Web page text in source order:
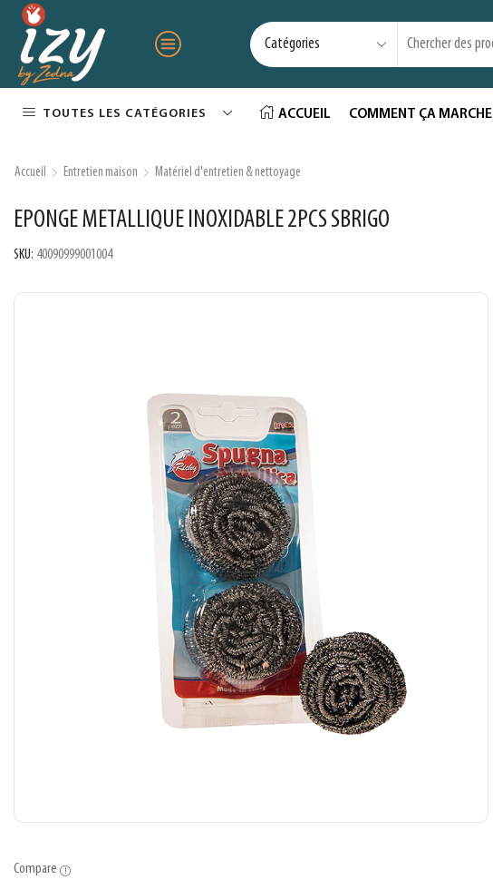
TOUTES LES CATÉGORIES ACCUEIL COMMENT ÇA MARCHE
Accueil Entretien maison Matériel d'entretien & nettoyage
EPONGE METALLIQUE INOXIDABLE 2PCS SBRIGO
SKU: 40090999001004
Compare